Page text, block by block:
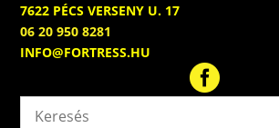
7622 PÉCS VERSENY U. 17
06 20 950 8281
INFO@FORTRESS.HU
